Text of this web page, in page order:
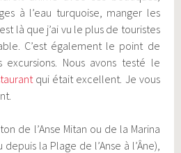
à l’eau turquoise, manger les
là que j’ai vu le plus de touristes
C’est également le point de
Nous avons testé le
qui était excellent. Je vous
de l’Anse Mitan ou de la Marina
la Plage de l’Anse à l’Âne),